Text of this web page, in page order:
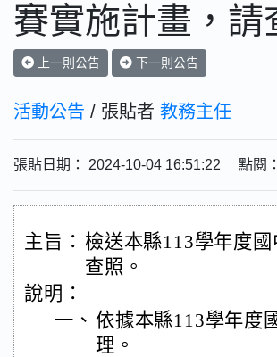
賽實施計畫，請
上一則公告 下一則公告
活動公告 / 張貼者 教務主任
張貼日期： 2024-10-04 16:51:22 點閱：
主旨： 檢送本縣113學年度
查照。
說明：
一、 依據本縣113學年度
理。